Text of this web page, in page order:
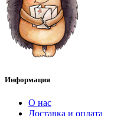
Информация
О нас
Доставка и оплата